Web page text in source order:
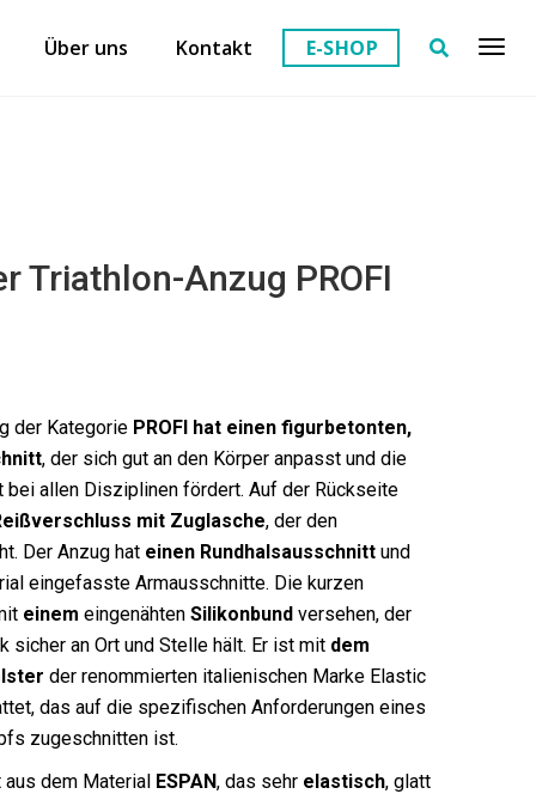
Über uns Kontakt E-SHOP
Triathlon-Anzug PROFI
der Kategorie PROFI hat einen figurbetonten,
, der sich gut an den Körper anpasst und die
bei allen Disziplinen fördert. Auf der Rückseite
mit Zuglasche, der den
Der Anzug hat einen Rundhalsausschnittund
eingefasste Armausschnitte. Die kurzen
einem eingenähten Silikonbundversehen, der
sicher an Ort und Stelle hält. Er ist mit dem
der renommierten italienischen Marke Elastic
das auf die spezifischen Anforderungen eines
zugeschnitten ist.
dem Material ESPAN, das sehr elastisch, glatt